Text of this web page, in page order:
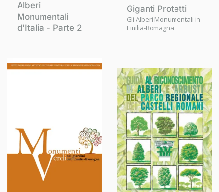
Alberi
Monumentali
d'Italia - Parte 2
Giganti Protetti
Gli Alberi Monumentali in
Emilia-Romagna